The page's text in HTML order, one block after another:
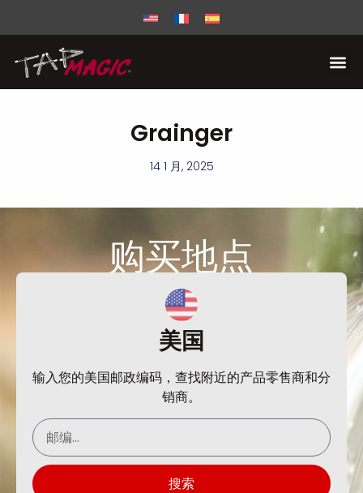
Grainger
14 1 月, 2025
购买地点
美国
输入您的美国邮政编码，查找附近的产品零售商和分
销商。
搜索